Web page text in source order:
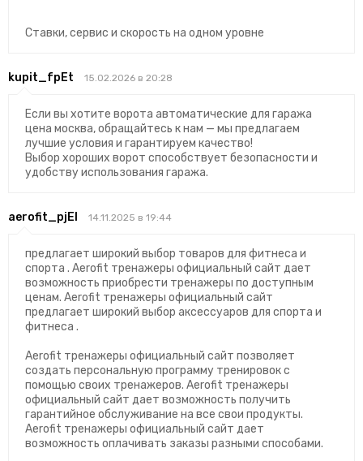
Ставки, сервис и скорость на одном уровне
kupit_fpEt 15.02.2026 в 20:28
Если вы хотите ворота автоматические для гаража
цена москва, обращайтесь к нам — мы предлагаем
лучшие условия и гарантируем качество!
Выбор хороших ворот способствует безопасности и
удобству использования гаража.
aerofit_pjEl 14.11.2025 в 19:44
предлагает широкий выбор товаров для фитнеса и
спорта . Aerofit тренажеры официальный сайт дает
возможность приобрести тренажеры по доступным
ценам. Aerofit тренажеры официальный сайт
предлагает широкий выбор аксессуаров для спорта и
фитнеса .
Aerofit тренажеры официальный сайт позволяет
создать персональную программу тренировок с
помощью своих тренажеров. Aerofit тренажеры
официальный сайт дает возможность получить
гарантийное обслуживание на все свои продукты.
Aerofit тренажеры официальный сайт дает
возможность оплачивать заказы разными способами.